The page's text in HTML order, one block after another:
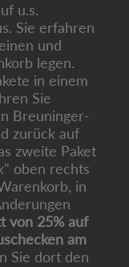
u.s.
Sie erfahren
und
legen.
in einem
Sie
Breuninger-
zurück auf
zweite Paket
oben rechts
in
von 25% auf
am
Sie dort den